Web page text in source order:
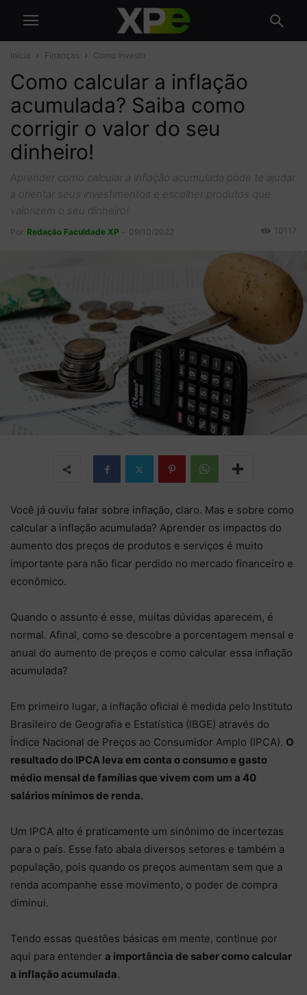
Início Finanças Como Investir
Como calcular a inflação
acumulada? Saiba como
corrigir o valor do seu
dinheiro!
Aprender como calcular a inflação acumulada pode te ajudar
a orientar seus investimentos e escolher produtos que
valorizem o seu dinheiro!
Por Redação Faculdade XP 09/10/2022 10117
Você já ouviu falar sobre inflação, claro. Mas e sobre como
calcular a inflação acumulada? Aprender os impactos do
aumento dos preços de produtos e serviços é muito
importante para não ficar perdido no mercado financeiro e
econômico.
Quando o assunto é esse, muitas dúvidas aparecem, é
normal. Afinal, como se descobre a porcentagem mensal e
anual do aumento de preços e como calcular essa inflação
acumulada?
Em primeiro lugar, a inflação oficial é medida pelo Instituto
Brasileiro de Geografia e Estatística (IBGE) através do
Índice Nacional de Preços ao Consumidor Amplo (IPCA). O
resultado do IPCA leva em conta o consumo e gasto
médio mensal de famílias que vivem com um a 40
salários mínimos de renda.
Um IPCA alto é praticamente um sinônimo de incertezas
para o país. Esse fato abala diversos setores e também a
população, pois quando os preços aumentam sem que a
renda acompanhe esse movimento, o poder de compra
diminui.
Tendo essas questões básicas em mente, continue por
aqui para entender a importância de saber como calcular
a inflação acumulada.